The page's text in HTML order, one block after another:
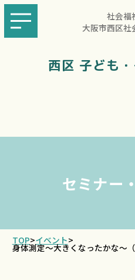
社会福
大阪市西区社
西区 子ども
セミナー
TOP>イベント>
身体測定～大きくなったかな～